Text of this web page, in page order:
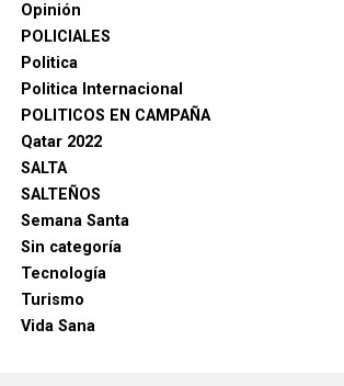
Opinión
POLICIALES
Politica
Politica Internacional
POLITICOS EN CAMPAÑA
Qatar 2022
SALTA
SALTEÑOS
Semana Santa
Sin categoría
Tecnología
Turismo
Vida Sana